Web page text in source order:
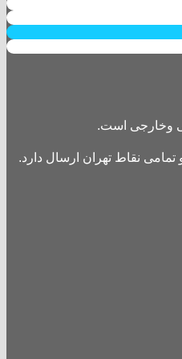
وخارجی است.